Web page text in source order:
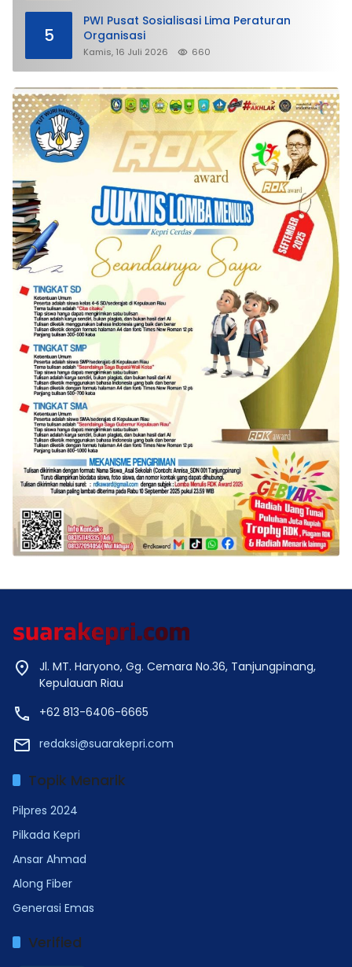
5
PWI Pusat Sosialisasi Lima Peraturan
Organisasi
Kamis, 16 Juli 2026 660
Jl. MT. Haryono, Gg. Cemara No.36, Tanjungpinang,
Kepulauan Riau
+62 813-6406-6665
redaksi@suarakepri.com
Topik Menarik
Pilpres 2024
Pilkada Kepri
Ansar Ahmad
Along Fiber
Generasi Emas
Verified